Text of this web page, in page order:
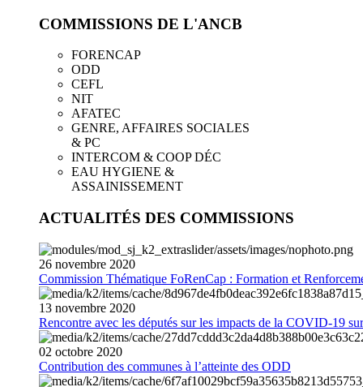
COMMISSIONS DE L'ANCB
FORENCAP
ODD
CEFL
NIT
AFATEC
GENRE, AFFAIRES SOCIALES
& PC
INTERCOM & COOP DÉC
EAU HYGIENE &
ASSAINISSEMENT
ACTUALITÉS DES COMMISSIONS
26 novembre 2020
Commission Thématique FoRenCap : Formation et
13 novembre 2020
Rencontre avec les députés sur les impacts de la COVID-19
02 octobre 2020
Contribution des communes à l’atteinte des ODD